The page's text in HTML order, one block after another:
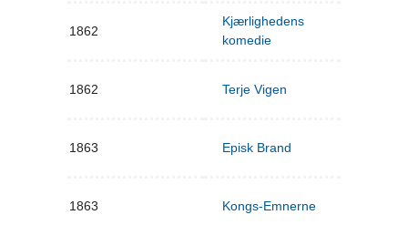
1862
Kjærlighedens
komedie
1862 Terje Vigen
1863 Episk Brand
1863 Kongs-Emnerne